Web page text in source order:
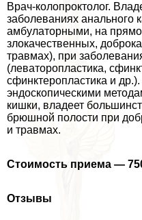
Врач-колопроктолог.
заболеваниях aнaльного
амбулаторными, на
злокачественных,
травмах), при
(леваторопластика,
сфинктеропластика и
эндоскопическими
кишки, владеет
брюшной полости при
и травмах.
Стоимость приема —
Отзывы